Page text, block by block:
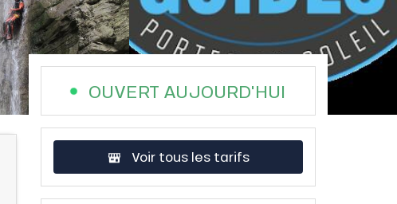
OUVERT AUJOURD'HUI
Voir tous les tarifs